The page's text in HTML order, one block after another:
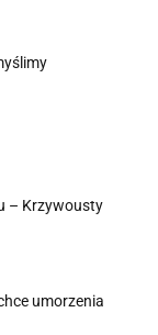
– Krzywousty
umorzenia